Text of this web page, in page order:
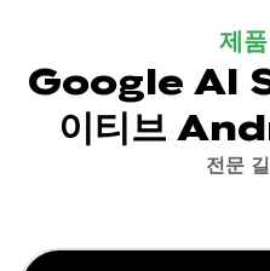
제
Google AI
이티브
전문